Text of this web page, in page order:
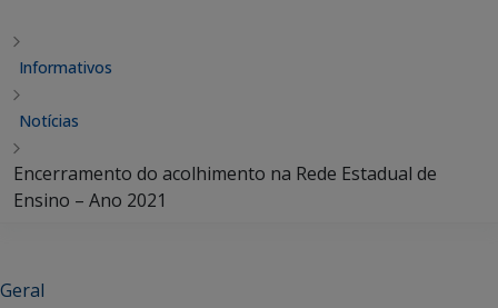
Informativos
Notícias
Encerramento do acolhimento na Rede Estadual de
Ensino – Ano 2021
Geral